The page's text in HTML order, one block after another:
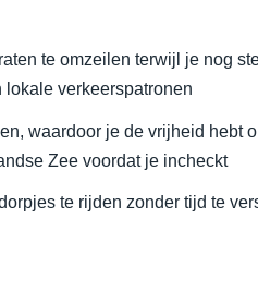
te omzeilen terwijl je nog
verkeerspatronen
waardoor je de vrijheid hebt
Zee voordat je incheckt
te rijden zonder tijd te